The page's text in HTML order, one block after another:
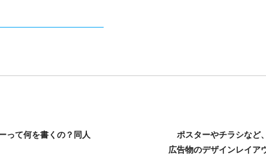
って何を書くの？同人
ポスターやチラシなど
広告物のデザインレイア